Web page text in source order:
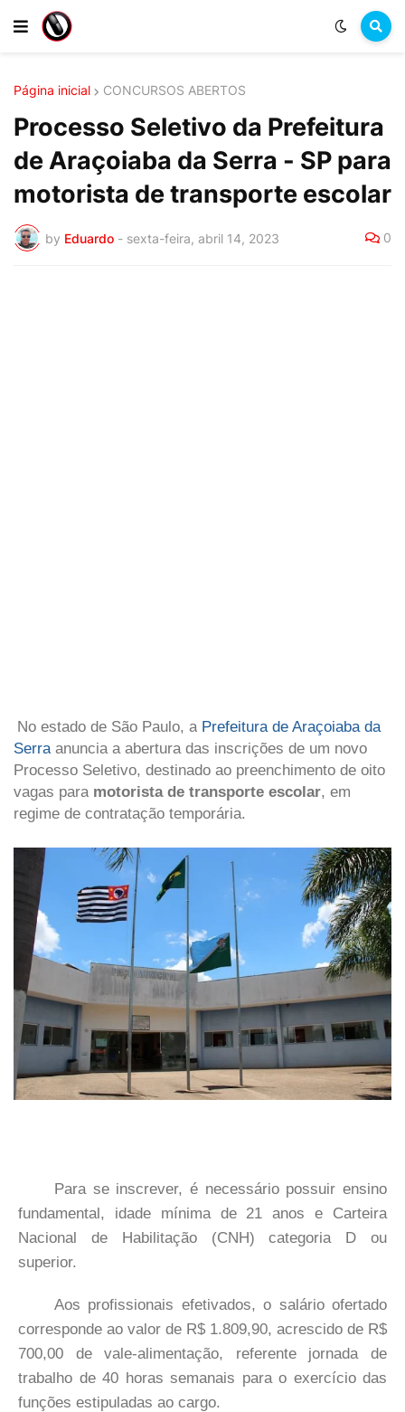
Página inicial CONCURSOS ABERTOS
Processo Seletivo da Prefeitura
de Araçoiaba da Serra - SP para
motorista de transporte escolar
by Eduardo - sexta-feira, abril 14, 2023 0
No estado de São Paulo, a Prefeitura de Araçoiaba da
Serra anuncia a abertura das inscrições de um novo
Processo Seletivo, destinado ao preenchimento de oito
vagas para motorista de transporte escolar, em
regime de contratação temporária.
Para se inscrever, é necessário possuir ensino
fundamental, idade mínima de 21 anos e Carteira
Nacional de Habilitação (CNH) categoria D ou
superior.
Aos profissionais efetivados, o salário ofertado
corresponde ao valor de R$ 1.809,90, acrescido de R$
700,00 de vale-alimentação, referente jornada de
trabalho de 40 horas semanais para o exercício das
funções estipuladas ao cargo.